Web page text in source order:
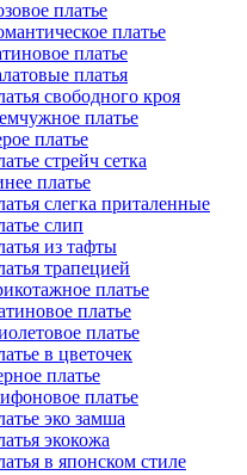
платье
платье
платье
платья
свободного кроя
платье
платье
стрейч сетка
платье
слегка приталенные
слип
из тафты
трапецией
платье
платье
платье
в цветочек
платье
платье
эко замша
экокожа
в японском стиле